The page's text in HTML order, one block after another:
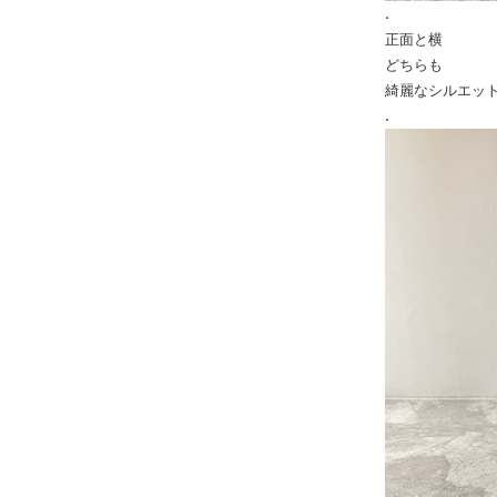
.
正面と横
どちらも
綺麗なシルエッ
.